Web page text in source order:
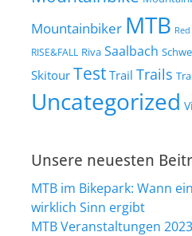
Mountainbiker MTB
RISE&FALL Riva Saalbach
Skitour Test Trail Trails
Uncategorized
Unsere neuesten
MTB im Bikepark: Wann
wirklich Sinn ergibt
MTB Veranstaltungen